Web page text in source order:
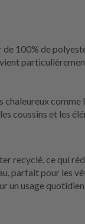
100% de
coussins et les
recyclé, ce qui
parfait pour les
un usage